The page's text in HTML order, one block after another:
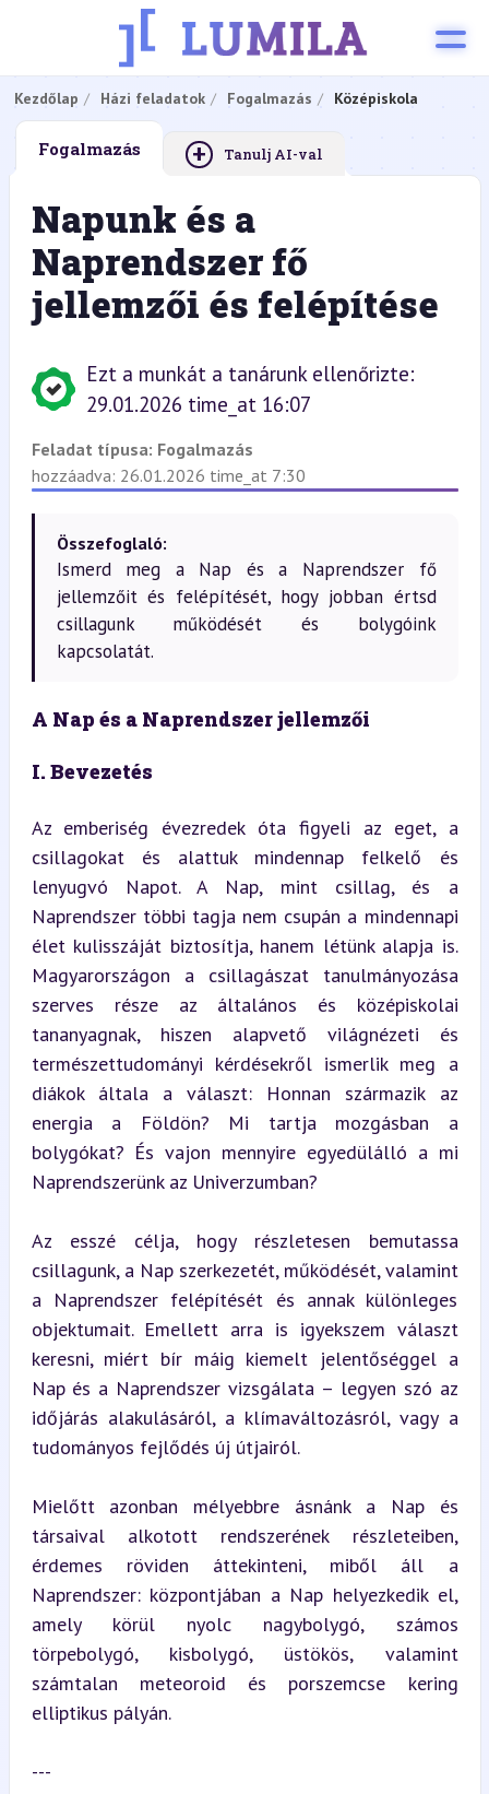
Kezdőlap Házi feladatok Fogalmazás Középiskola
Fogalmazás + Tanulj AI-val
Napunk és a
Naprendszer fő
jellemzői és felépítése
Ezt a munkát a tanárunk ellenőrizte:
29.01.2026 time_at 16:07
Feladat típusa: Fogalmazás
hozzáadva: 26.01.2026 time_at 7:30
Összefoglaló:
Ismerd meg a Nap és a Naprendszer fő
jellemzőit és felépítését, hogy jobban értsd
csillagunk működését és bolygóink
kapcsolatát.
A Nap és a Naprendszer jellemzői
I. Bevezetés
Az emberiség évezredek óta figyeli az eget, a
csillagokat és alattuk mindennap felkelő és
lenyugvó Napot. A Nap, mint csillag, és a
Naprendszer többi tagja nem csupán a mindennapi
élet kulisszáját biztosítja, hanem létünk alapja is.
Magyarországon a csillagászat tanulmányozása
szerves része az általános és középiskolai
tananyagnak, hiszen alapvető világnézeti és
természettudományi kérdésekről ismerlik meg a
diákok általa a választ: Honnan származik az
energia a Földön? Mi tartja mozgásban a
bolygókat? És vajon mennyire egyedülálló a mi
Naprendszerünk az Univerzumban?
Az esszé célja, hogy részletesen bemutassa
csillagunk, a Nap szerkezetét, működését, valamint
a Naprendszer felépítését és annak különleges
objektumait. Emellett arra is igyekszem választ
keresni, miért bír máig kiemelt jelentőséggel a
Nap és a Naprendszer vizsgálata – legyen szó az
időjárás alakulásáról, a klímaváltozásról, vagy a
tudományos fejlődés új útjairól.
Mielőtt azonban mélyebbre ásnánk a Nap és
társaival alkotott rendszerének részleteiben,
érdemes röviden áttekinteni, miből áll a
Naprendszer: központjában a Nap helyezkedik el,
amely körül nyolc nagybolygó, számos
törpebolygó, kisbolygó, üstökös, valamint
számtalan meteoroid és porszemcse kering
elliptikus pályán.
---